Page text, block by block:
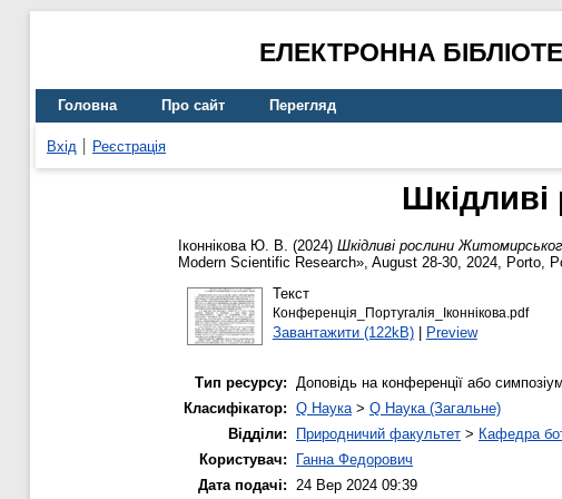
ЕЛЕКТРОННА
Головна Про сайт Перегляд
Вхід Реєстрація
Іконнікова Ю. В. (2024) Шкідливі рослини
Modern Scientific Research», August 28-30, 2024, Porto,
Текст
Конференція_Португалія_Іконнікова.pdf
Завантажити (122kB)| Preview
Тип ресурсу: Доповідь на конференції або
Класифікатор: Q Наука> Q Наука (Загальне)
Відділи:
Природничий факультет > Кафедра
Користувач:
Ганна Федорович
Дата подачі: 24 Вер 2024 09:39